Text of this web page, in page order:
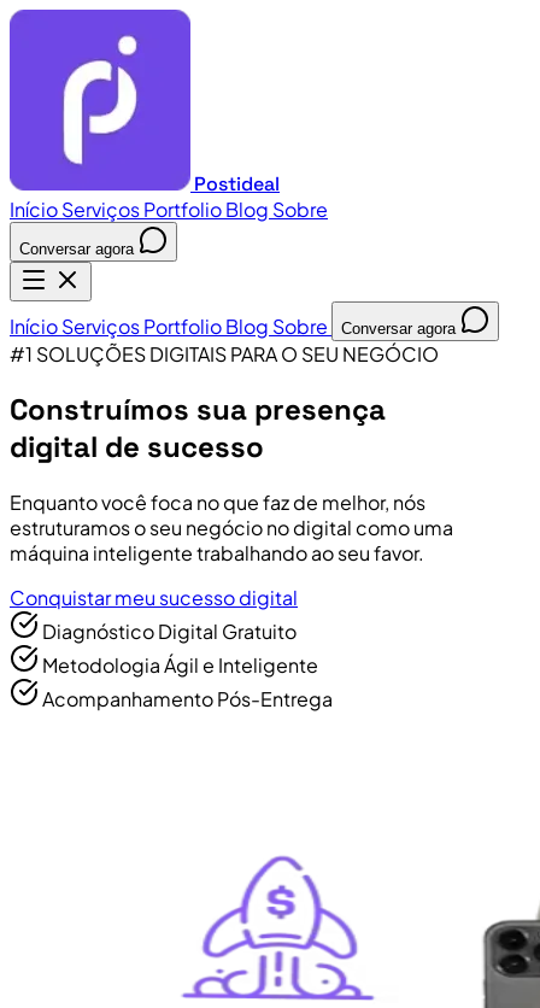
Postideal
InícioServiçosPortfolioBlog Sobre
Conversar agora
InícioServiçosPortfolioBlog Sobre Conversar agora
#1 SOLUÇÕES DIGITAIS PARA O SEU NEGÓCIO
Construímos sua presença
digital de sucesso
Enquanto você foca no que faz de melhor, nós
estruturamos o seu negócio no digital como uma
máquina inteligente trabalhando ao seu favor.
Conquistar meu sucesso digital
Diagnóstico Digital Gratuito
Metodologia Ágil e Inteligente
Acompanhamento Pós-Entrega